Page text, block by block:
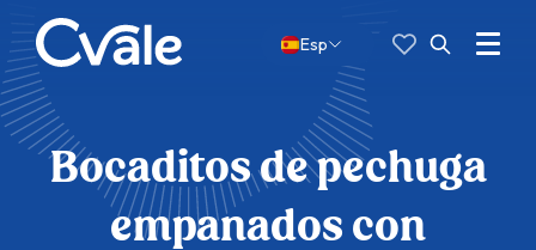
Esp
Abrir
Menu
Bocaditos de pechuga
empanados con